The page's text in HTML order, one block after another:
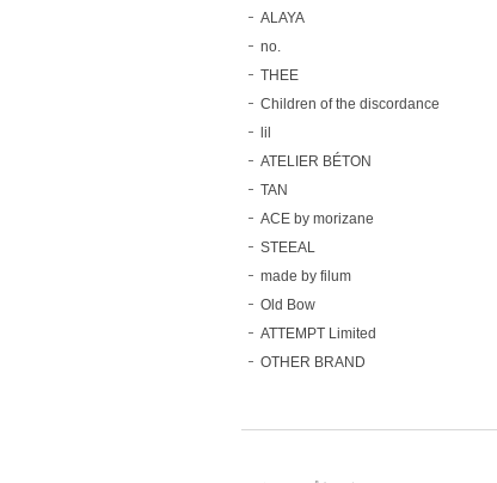
ALAYA
no.
THEE
Children of the discordance
lil
ATELIER BÉTON
TAN
ACE by morizane
STEEAL
made by filum
Old Bow
ATTEMPT Limited
OTHER BRAND